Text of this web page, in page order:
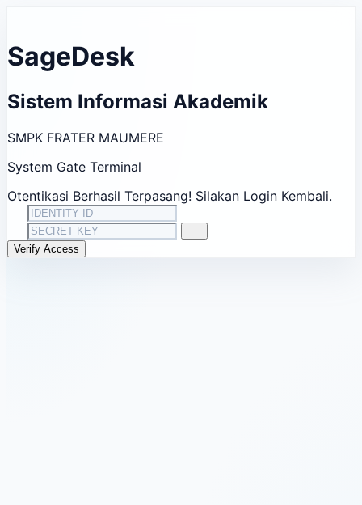
SageDesk
Sistem Informasi Akademik
SMPK FRATER MAUMERE
System Gate Terminal
Otentikasi Berhasil Terpasang! Silakan Login Kembali.
Verify Access